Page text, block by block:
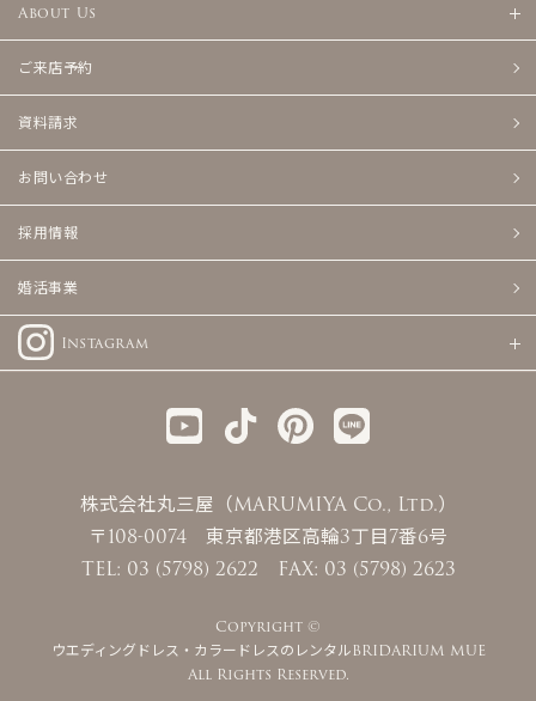
About Us
ご来店予約
資料請求
お問い合わせ
採用情報
婚活事業
Instagram
株式会社丸三屋（MARUMIYA Co., Ltd.）
〒108-0074 東京都港区高輪3丁目7番6号
TEL: 03 (5798) 2622 FAX: 03 (5798) 2623
Copyright ©
ウエディングドレス・カラードレスのレンタルBRIDARIUM MUE
All Rights Reserved.